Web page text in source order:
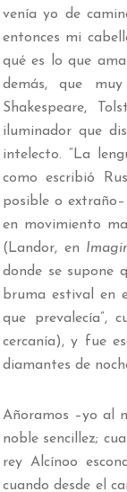
venía yo de
entonces mi
qué es lo que
demás, que
Shakespeare,
iluminador que
intelecto. “La
como escribió
posible o
en movimiento
(Landor, en
donde se supone
bruma estival en
que prevalecía”,
cercanía), y fue
diamantes de
Añoramos –yo al
noble sencillez;
rey Alcínoo
cuando desde el